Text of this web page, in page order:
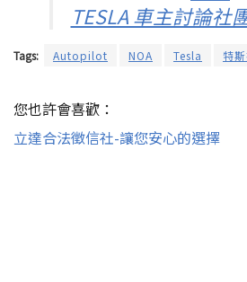
TESLA 車主討論社
Tags: Autopilot NOA Tesla 特
您也許會喜歡：
立達合法徵信社-讓您安心的選擇